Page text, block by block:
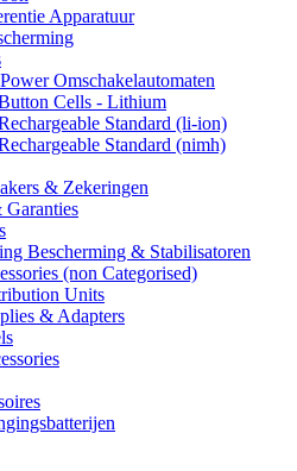
Apparatuur
Omschakelautomaten
Cells - Lithium
Standard (li-ion)
Standard (nimh)
& Zekeringen
Garanties
Bescherming & Stabilisatoren
(non Categorised)
Units
& Adapters